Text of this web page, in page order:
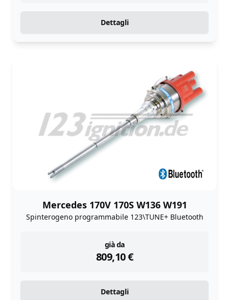
Dettagli
Mercedes 170V 170S W136 W191
Spinterogeno programmabile 123\TUNE+ Bluetooth
già da
809,10€
instock
Dettagli